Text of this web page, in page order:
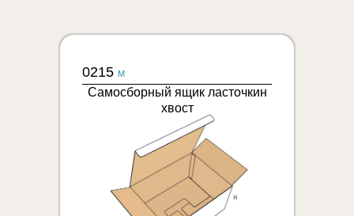
0215 M
Самосборный ящик ласточкин
хвост